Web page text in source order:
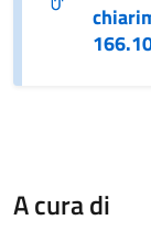
A cura di